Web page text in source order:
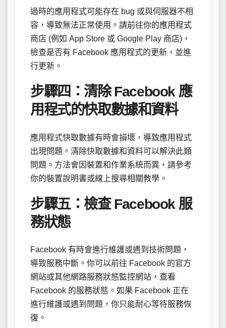
過時的應用程式可能存在 bug 或與伺服器不相
容，導致無法正常使用。請前往你的應用程式
商店 (例如 App Store 或 Google Play 商店)，
檢查是否有 Facebook 應用程式的更新，並進
行更新。
步驟四：清除 Facebook 應
用程式的快取數據和資料
應用程式快取數據有時會損壞，導致應用程式
出現問題。清除快取數據和資料可以解決此類
問題。方法會因裝置和作業系統而異，請參考
你的裝置說明書或線上搜尋相關教學。
步驟五：檢查 Facebook 服
務狀態
Facebook 有時會進行維護或遇到技術問題，
導致服務中斷。你可以前往 Facebook 的官方
網站或其他網路服務狀態監控網站，查看
Facebook 的服務狀態。如果 Facebook 正在
進行維護或遇到問題，你只能耐心等待服務恢
復。